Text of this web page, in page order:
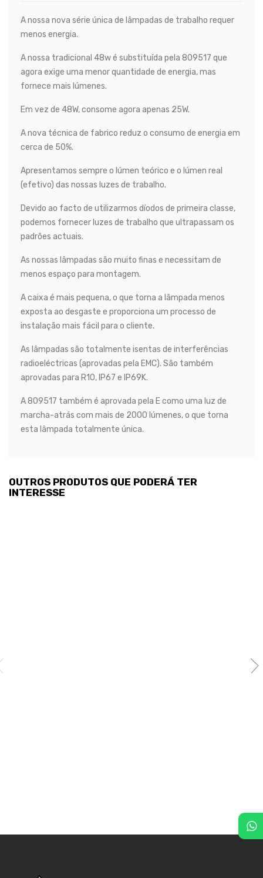
A nossa nova série única de lâmpadas de trabalho requer
menos energia.
A nossa tradicional 48w é substituída pela 809517 que
agora exige uma menor quantidade de energia, mas
fornece mais lúmenes.
Em vez de 48W, consome agora apenas 25W.
A nova técnica de fabrico reduz o consumo de energia em
cerca de 50%.
Apresentamos sempre o lúmen teórico e o lúmen real
(efetivo) das nossas luzes de trabalho.
Devido ao facto de utilizarmos díodos de primeira classe,
podemos fornecer luzes de trabalho que ultrapassam os
padrões actuais.
As nossas lâmpadas são muito finas e necessitam de
menos espaço para montagem.
A caixa é mais pequena, o que torna a lâmpada menos
exposta ao desgaste e proporciona um processo de
instalação mais fácil para o cliente.
As lâmpadas são totalmente isentas de interferências
radioeléctricas (aprovadas pela EMC). São também
aprovadas para R10, IP67 e IP69K.
A 809517 também é aprovada pela E como uma luz de
marcha-atrás com mais de 2000 lúmenes, o que torna
esta lâmpada totalmente única.
OUTROS PRODUTOS QUE PODERÁ TER
INTERESSE